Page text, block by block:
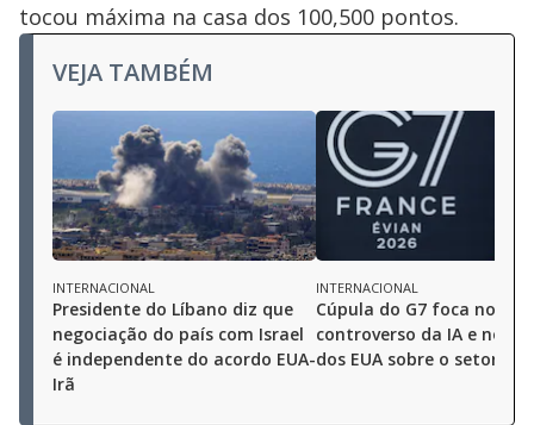
tocou máxima na casa dos 100,500 pontos.
VEJA TAMBÉM
INTERNACIONAL
Presidente do Líbano diz que
negociação do país com Israel
é independente do acordo EUA-
Irã
INTERNACIONAL
Cúpula do G7 foca no
controverso da IA e no
dos EUA sobre o setor